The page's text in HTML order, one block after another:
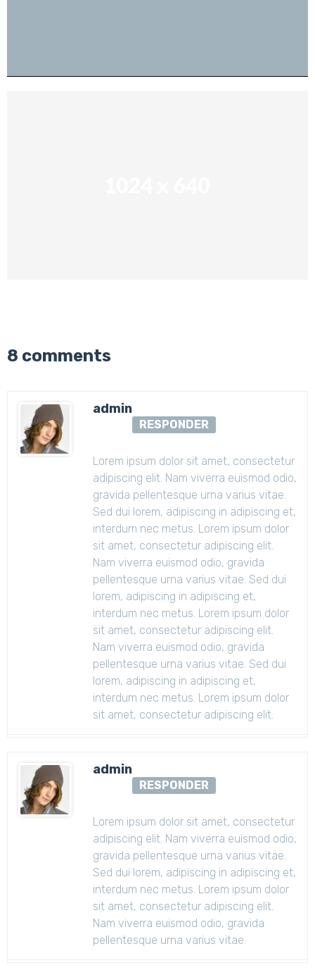
8 comments
admin
RESPONDER
Lorem ipsum dolor sit amet, consectetur
adipiscing elit. Nam viverra euismod odio,
gravida pellentesque urna varius vitae.
Sed dui lorem, adipiscing in adipiscing et,
interdum nec metus. Lorem ipsum dolor
sit amet, consectetur adipiscing elit.
Nam viverra euismod odio, gravida
pellentesque urna varius vitae. Sed dui
lorem, adipiscing in adipiscing et,
interdum nec metus. Lorem ipsum dolor
sit amet, consectetur adipiscing elit.
Nam viverra euismod odio, gravida
pellentesque urna varius vitae. Sed dui
lorem, adipiscing in adipiscing et,
interdum nec metus. Lorem ipsum dolor
sit amet, consectetur adipiscing elit.
admin
RESPONDER
Lorem ipsum dolor sit amet, consectetur
adipiscing elit. Nam viverra euismod odio,
gravida pellentesque urna varius vitae.
Sed dui lorem, adipiscing in adipiscing et,
interdum nec metus. Lorem ipsum dolor
sit amet, consectetur adipiscing elit.
Nam viverra euismod odio, gravida
pellentesque urna varius vitae.